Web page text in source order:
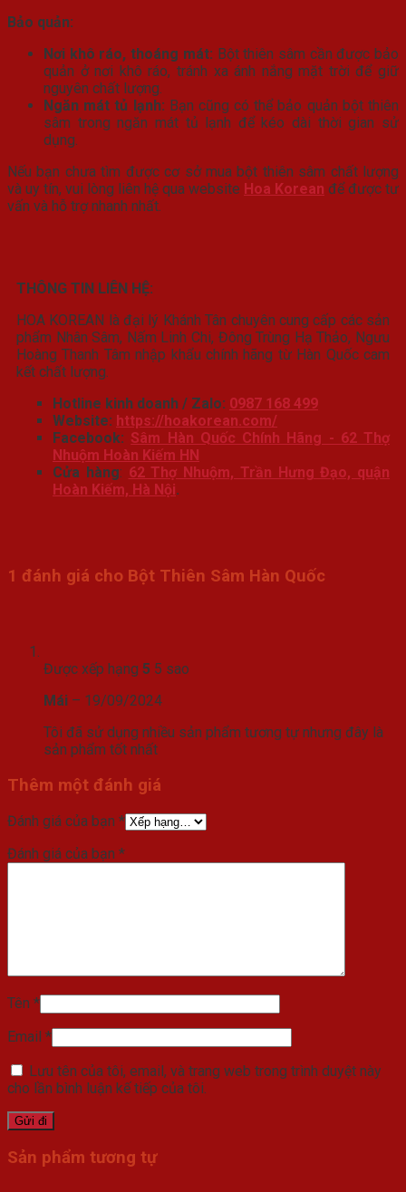
Bảo quản:
Nơi khô ráo, thoáng mát: Bột thiên sâm cần được bảo
quản ở nơi khô ráo, tránh xa ánh nắng mặt trời để giữ
nguyên chất lượng.
Ngăn mát tủ lạnh: Bạn cũng có thể bảo quản bột thiên
sâm trong ngăn mát tủ lạnh để kéo dài thời gian sử
dụng.
Nếu bạn chưa tìm được cơ sở mua bột thiên sâm chất lượng
và uy tín, vui lòng liên hệ qua website Hoa Korean để được tư
vấn và hỗ trợ nhanh nhất.
THÔNG TIN LIÊN HỆ:
HOA KOREAN là đại lý Khánh Tân chuyên cung cấp các sản
phẩm Nhân Sâm, Nấm Linh Chi, Đông Trùng Hạ Thảo, Ngưu
Hoàng Thanh Tâm nhập khẩu chính hãng từ Hàn Quốc cam
kết chất lượng.
Hotline kinh doanh / Zalo: 0987 168 499
Website: https://hoakorean.com/
Facebook: Sâm Hàn Quốc Chính Hãng - 62 Thợ
Nhuộm Hoàn Kiếm HN
Cửa hàng: 62 Thợ Nhuộm, Trần Hưng Đạo, quận
Hoàn Kiếm, Hà Nội.
1 đánh giá cho Bột Thiên Sâm Hàn Quốc
Được xếp hạng 5 5 sao
Mái – 19/09/2024
Tôi đã sử dụng nhiều sản phẩm tương tự nhưng đây là
sản phẩm tốt nhất
Thêm một đánh giá
Đánh giá của bạn *
Đánh giá của bạn *
Tên *
Email *
Lưu tên của tôi, email, và trang web trong trình duyệt này
cho lần bình luận kế tiếp của tôi.
Sản phẩm tương tự